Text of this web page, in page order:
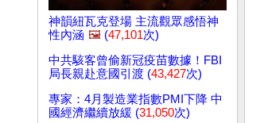
神韻紐瓦克登場 主流觀眾感悟神
性內涵 🖼️ (47,101次)
中共駭客曾偷新冠疫苗數據！FBI
局長親赴意國引渡 (43,427次)
專家：4月製造業指數PMI下降 中
國經濟繼續放緩 (31,050次)